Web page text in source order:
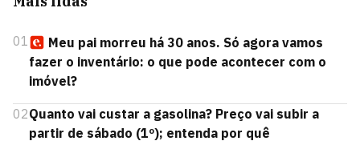
01
Meu pai morreu há 30 anos. Só agora vamos
fazer o inventário: o que pode acontecer com o
imóvel?
02Quanto vai custar a gasolina? Preço vai subir a
partir de sábado (1º); entenda por quê